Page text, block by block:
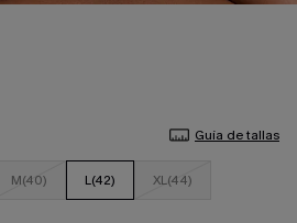
Guía de tallas
M(40) L(42) XL(44)